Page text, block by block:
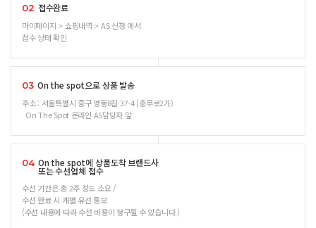
02 접수완료
마이페이지 > 쇼핑내역 > AS 신청 에서
접수 상태 확인
03 On the spot으로 상품 발송
주소 : 서울특별시 중구 명동8길 37-4 (충무로2가)
On The Spot 온라인 AS담당자 앞
04 On the spot에 상품도착 브랜드사
또는 수선업체 접수
수선 기간은 총 2주 정도 소요 /
수선 완료 시 개별 유선 통보
(수선 내용에 따라 수선 비용이 청구될 수 있습니다.)